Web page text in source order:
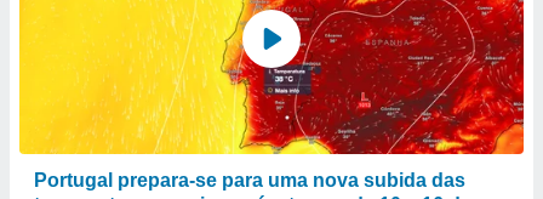
Portugal prepara-se para uma nova subida das